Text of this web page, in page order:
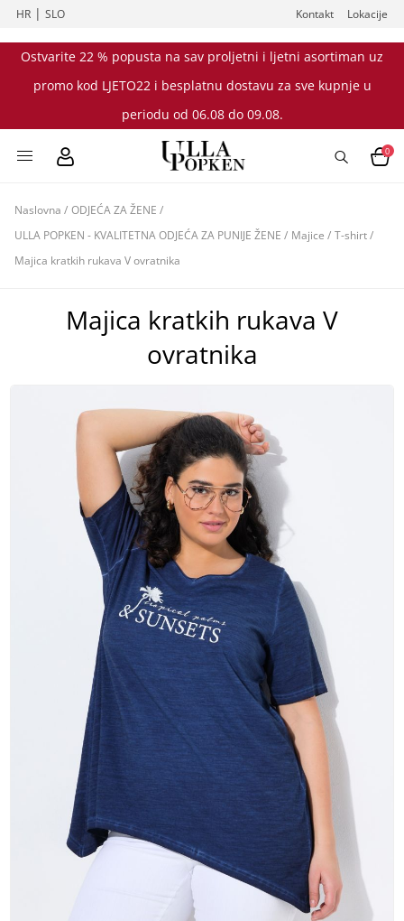
HR |SLO Kontakt Lokacije
Ostvarite 22 % popusta na sav proljetni i ljetni asortiman uz
promo kod LJETO22 i besplatnu dostavu za sve kupnje u
periodu od 06.08 do 09.08.
0
Naslovna / ODJEĆA ZA ŽENE /
ULLA POPKEN - KVALITETNA ODJEĆA ZA PUNIJE ŽENE / Majice / T-shirt/
Majica kratkih rukava V ovratnika
Majica kratkih rukava V
ovratnika